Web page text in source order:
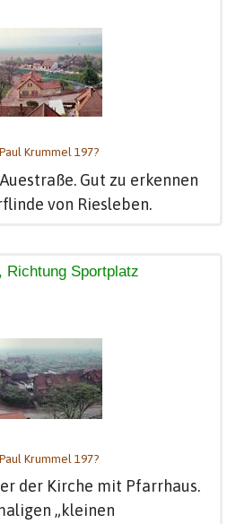
Krummel 197?
Gut zu erkennen
von Riesleben.
Richtung Sportplatz
Krummel 197?
der Kirche mit Pfarrhaus.
„kleinen